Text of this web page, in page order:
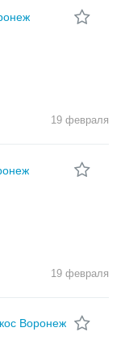
19 февраля
19 февраля